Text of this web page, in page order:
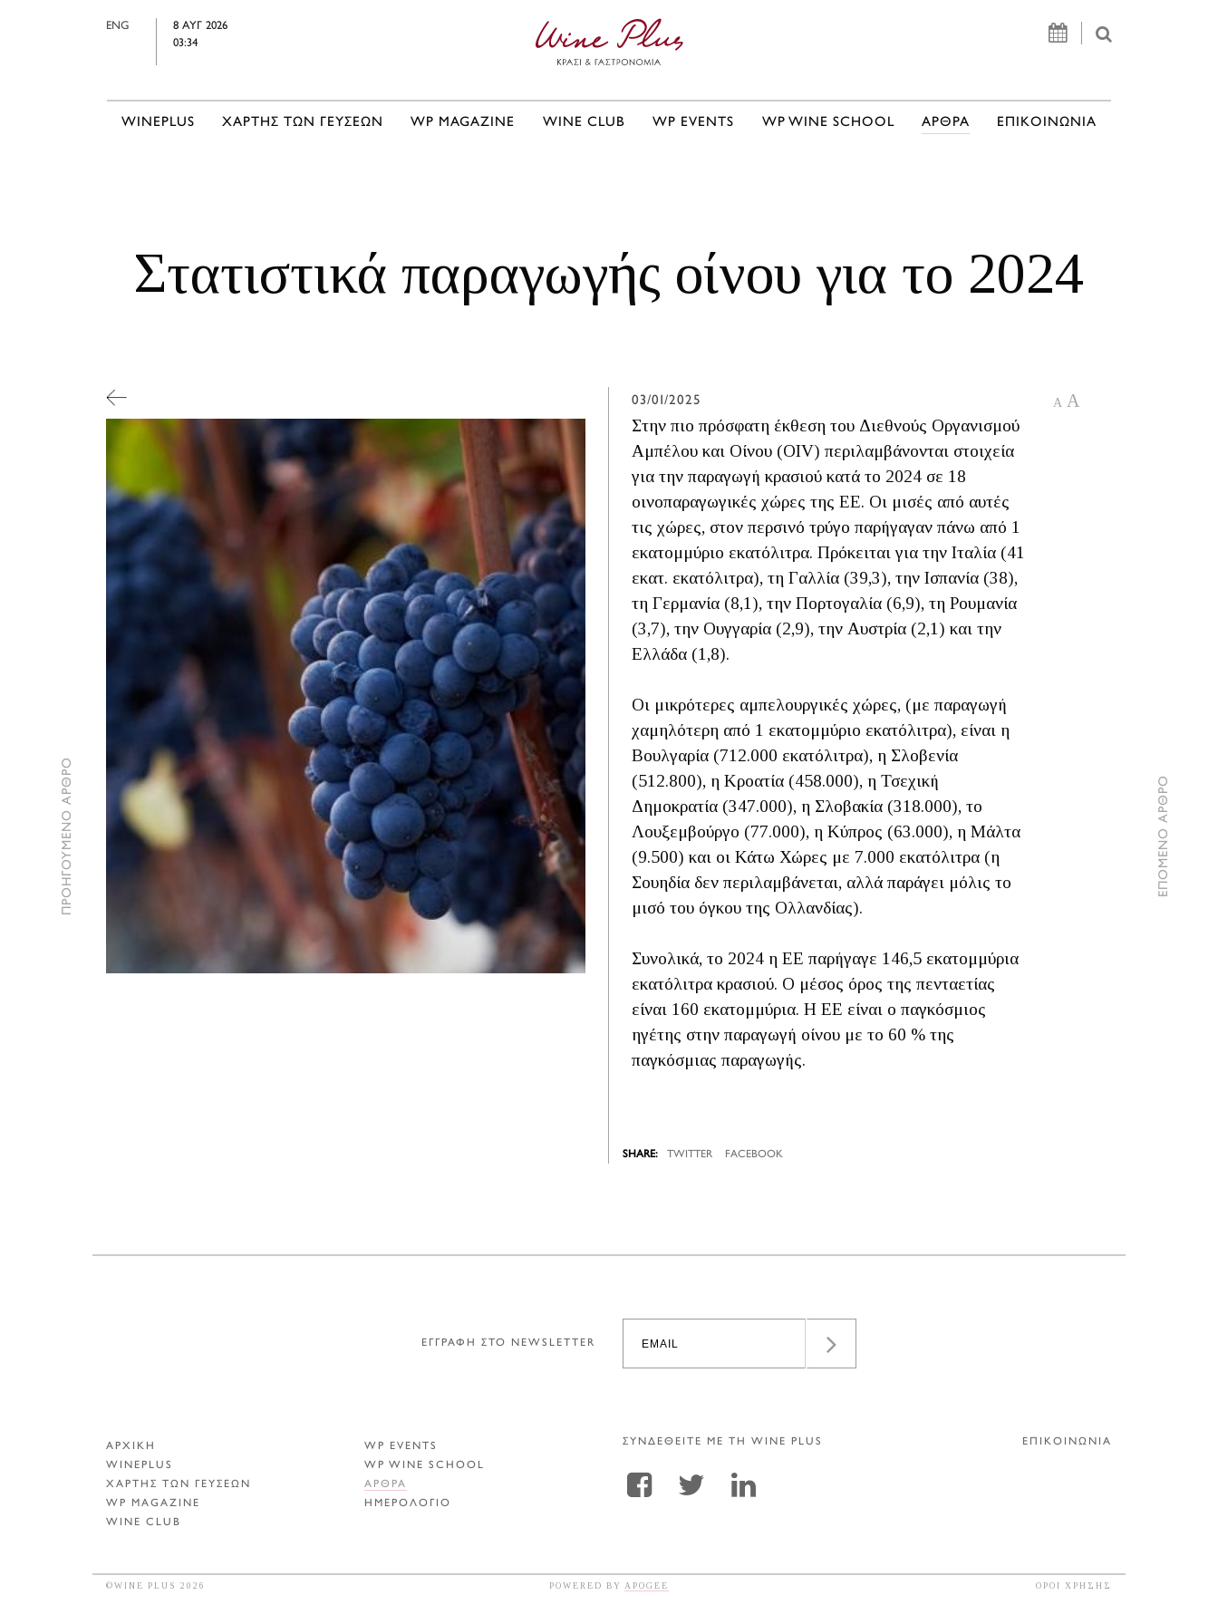
ENG
8 ΑΥΓ 2026
03:34
WINEPLUS ΧΑΡΤΗΣ ΤΩΝ ΓΕΥΣΕΩΝ WP MAGAZINE WINE CLUB WP EVENTS WP WINE SCHOOL ΑΡΘΡΑ ΕΠΙΚΟΙΝΩΝΙΑ
ΠΡΟΗΓΟΥΜΕΝΟ ΑΡΘΡΟ ΕΠΟΜΕΝΟ ΑΡΘΡΟ
Στατιστικά παραγωγής οίνου για το 2024
03/01/2025
Στην πιο πρόσφατη έκθεση του Διεθνούς Οργανισμού
Αμπέλου και Οίνου (OIV) περιλαμβάνονται στοιχεία
για την παραγωγή κρασιού κατά το 2024 σε 18
οινοπαραγωγικές χώρες της ΕΕ. Οι μισές από αυτές
τις χώρες, στον περσινό τρύγο παρήγαγαν πάνω από 1
εκατομμύριο εκατόλιτρα. Πρόκειται για την Ιταλία (41
εκατ. εκατόλιτρα), τη Γαλλία (39,3), την Ισπανία (38),
τη Γερμανία (8,1), την Πορτογαλία (6,9), τη Ρουμανία
(3,7), την Ουγγαρία (2,9), την Αυστρία (2,1) και την
Ελλάδα (1,8).
Οι μικρότερες αμπελουργικές χώρες, (με παραγωγή
χαμηλότερη από 1 εκατομμύριο εκατόλιτρα), είναι η
Βουλγαρία (712.000 εκατόλιτρα), η Σλοβενία
(512.800), η Κροατία (458.000), η Τσεχική
Δημοκρατία (347.000), η Σλοβακία (318.000), το
Λουξεμβούργο (77.000), η Κύπρος (63.000), η Μάλτα
(9.500) και οι Κάτω Χώρες με 7.000 εκατόλιτρα (η
Σουηδία δεν περιλαμβάνεται, αλλά παράγει μόλις το
μισό του όγκου της Ολλανδίας).
Συνολικά, το 2024 η ΕΕ παρήγαγε 146,5 εκατομμύρια
εκατόλιτρα κρασιού. Ο μέσος όρος της πενταετίας
είναι 160 εκατομμύρια. Η ΕΕ είναι ο παγκόσμιος
ηγέτης στην παραγωγή οίνου με το 60 % της
παγκόσμιας παραγωγής.
A A
TWITTER FACEBOOK
ΕΓΓΡΑΦΗ ΣΤΟ NEWSLETTER
ΑΡΧΙΚΗ
WINEPLUS
ΧΑΡΤΗΣ ΤΩΝ ΓΕΥΣΕΩΝ
WP MAGAZINE
WINE CLUB
WP EVENTS
WP WINE SCHOOL
ΑΡΘΡΑ
ΗΜΕΡΟΛΟΓΙΟ
ΣΥΝΔΕΘΕΙΤΕ ΜΕ ΤΗ WINE PLUS ΕΠΙΚΟΙΝΩΝΙΑ
©WINE PLUS 2026 POWERED BY APOGEE ΟΡΟΙ ΧΡΗΣΗΣ